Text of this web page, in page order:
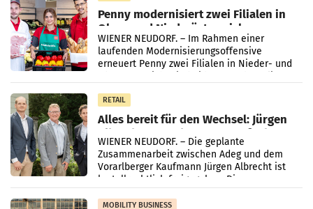
Penny modernisiert zwei Filialen in
Ober- und Niederösterreich
WIENER NEUDORF. – Im Rahmen einer
laufenden Modernisierungsoffensive
erneuert Penny zwei Filialen in Nieder- und
RETAIL
Alles bereit für den Wechsel: Jürgen
Albrecht setzt ab 1.1.2027 auf Adeg
WIENER NEUDORF. – Die geplante
Zusammenarbeit zwischen Adeg und dem
Vorarlberger Kaufmann Jürgen Albrecht ist
kartellrechtlich freigegeben: Die
Bundeswettbewerbsbehörde und der
Bundeskartellanwalt
MOBILITY BUSINESS